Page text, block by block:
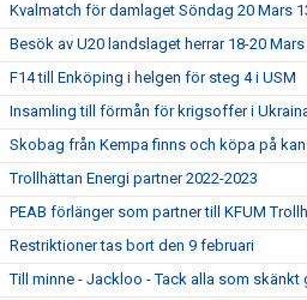
Kvalmatch för damlaget Söndag 20 Mars
Besök av U20 landslaget herrar 18-20 Mars
F14 till Enköping i helgen för steg 4 i USM
Insamling till förmån för krigsoffer i
Skobag från Kempa finns och köpa på
Trollhättan Energi partner 2022-2023
PEAB förlänger som partner till KFUM
Restriktioner tas bort den 9 februari
Till minne - Jackloo - Tack alla som skänkt